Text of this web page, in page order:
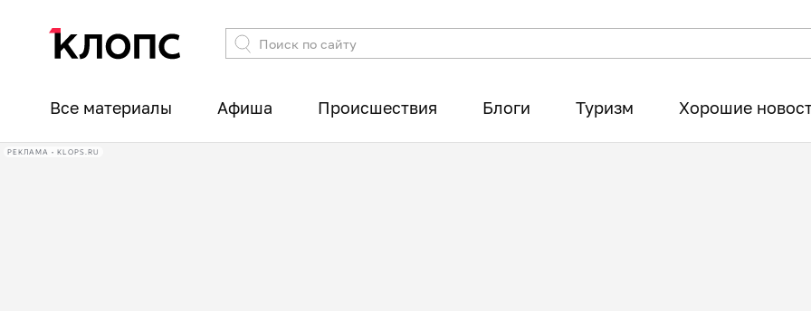
Все материалы Афиша Происшествия Блоги Туризм Хорошие
РЕКЛАМА • KLOPS.RU